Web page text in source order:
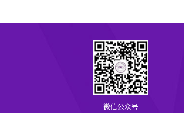
微信公众号